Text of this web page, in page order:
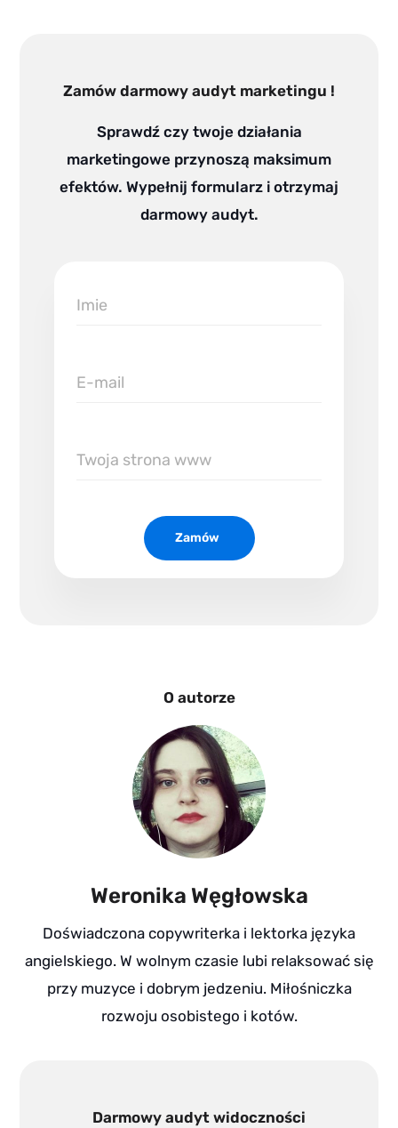
Zamów darmowy audyt marketingu !
Sprawdź czy twoje działania
marketingowe przynoszą maksimum
efektów. Wypełnij formularz i otrzymaj
darmowy audyt.
Imie
E-
Twoja
Zamów
O autorze
Weronika Węgłowska
Doświadczona copywriterka i lektorka języka
angielskiego. W wolnym czasie lubi relaksować się
przy muzyce i dobrym jedzeniu. Miłośniczka
rozwoju osobistego i kotów.
Darmowy audyt widoczności